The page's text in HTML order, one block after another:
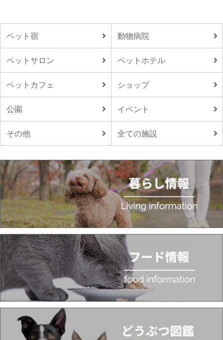
ペット宿 動物病院
ペットサロン ペットホテル
ペットカフェ ショップ
公園 イベント
その他 全ての施設